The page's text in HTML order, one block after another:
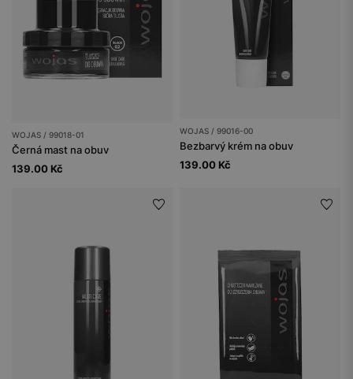
WOJAS / 99018-01
Černá mast na obuv
139.00 Kč
WOJAS / 99016-00
Bezbarvý krém na obuv
139.00 Kč